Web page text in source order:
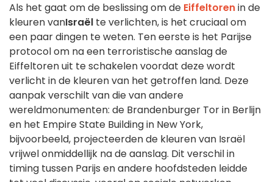
Als het gaat om de beslissing om de Eiffeltorenin de
kleuren vanIsraël te verlichten, is het cruciaal om
een paar dingen te weten. Ten eerste is het Parijse
protocol om na een terroristische aanslag de
Eiffeltoren uit te schakelen voordat deze wordt
verlicht in de kleuren van het getroffen land. Deze
aanpak verschilt van die van andere
wereldmonumenten: de Brandenburger Tor in Berlijn
en het Empire State Building in New York,
bijvoorbeeld, projecteerden de kleuren van Israël
vrijwel onmiddellijk na de aanslag. Dit verschil in
timing tussen Parijs en andere hoofdsteden leidde